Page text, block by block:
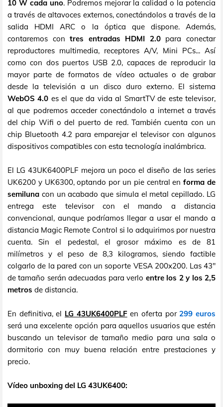
10 W cada uno. Podremos mejorar la calidad o la potencia
a través de altavoces externos, conectándolos a través de la
salida HDMI ARC o la óptica que dispone. Además,
contaremos contres entradas HDMI 2.0para conectar
reproductores multimedia, receptores A/V, Mini PCs... Así
como con dos puertos USB 2.0, capaces de reproducir la
mayor parte de formatos de vídeo actuales o de grabar
desde la televisión a un disco duro externo. El sistema
WebOS 4.0 es el que da vida al SmartTV de este televisor,
al que podremos acceder conectándolo a internet a través
del chip Wifi o del puerto de red. También cuenta con un
chip Bluetooth 4.2 para emparejar el televisor con algunos
dispositivos compatibles con esta tecnología inalámbrica.
El LG 43UK6400PLF mejora un poco el diseño de las series
UK6200 y UK6300, optando por un pie central enforma de
semiluna con un acabado que simula el metal cepillado. LG
entrega este televisor con el mando a distancia
convencional, aunque podríamos llegar a usar el mando a
distancia Magic Remote Control si lo adquirimos por nuestra
cuenta. Sin el pedestal, el grosor máximo es de 81
milímetros y el peso de 8,3 kilogramos, siendo factible
colgarlo de la pared con un soporte VESA 200x200. Las 43"
de tamaño serán adecuadas para verlo entre los 2 y los 2,5
metros de distancia.
En definitiva, el LG 43UK6400PLFen oferta por299 euros
será una excelente opción para aquellos usuarios que estén
buscando un televisor de tamaño medio para una sala o
dormitorio con muy buena relación entre prestaciones y
precio.
Vídeo unboxing del LG 43UK6400: